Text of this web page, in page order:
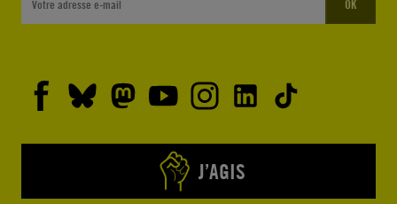
OK
J’AGIS